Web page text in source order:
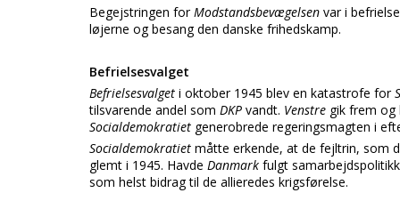
Begejstringen forModstandsbevægelsen var i
løjerne og besang den danske frihedskamp.
Befrielsesvalget
Befrielsesvalget i oktober 1945 blev en katastrofe for
tilsvarende andel som DKP vandt. Venstre gik frem og
Socialdemokratiet generobrede regeringsmagten i
Socialdemokratiet måtte erkende, at de fejltrin, som
glemt i 1945. Havde Danmark fulgt
som helst bidrag til de allieredes krigsførelse.